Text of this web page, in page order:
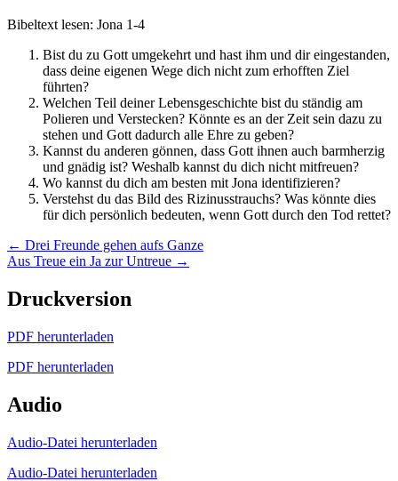
Bibeltext lesen: Jona 1-4
Bist du zu Gott umgekehrt und hast ihm und dir eingestanden,
dass deine eigenen Wege dich nicht zum erhofften Ziel
führten?
Welchen Teil deiner Lebensgeschichte bist du ständig am
Polieren und Verstecken? Könnte es an der Zeit sein dazu zu
stehen und Gott dadurch alle Ehre zu geben?
Kannst du anderen gönnen, dass Gott ihnen auch barmherzig
und gnädig ist? Weshalb kannst du dich nicht mitfreuen?
Wo kannst du dich am besten mit Jona identifizieren?
Verstehst du das Bild des Rizinusstrauchs? Was könnte dies
für dich persönlich bedeuten, wenn Gott durch den Tod rettet?
Posts
navigation
← Drei Freunde gehen aufs Ganze
Aus Treue ein Ja zur Untreue →
Druckversion
PDF herunterladen
PDF herunterladen
Audio
Audio-Datei herunterladen
Audio-Datei herunterladen